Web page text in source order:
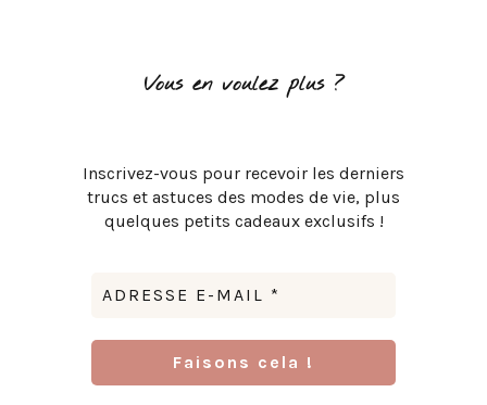
Vous en voulez plus ?
Inscrivez-vous pour recevoir les derniers
trucs et astuces des modes de vie, plus
quelques petits cadeaux exclusifs !